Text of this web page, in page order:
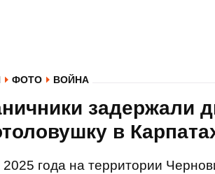
ФОТО ВОЙНА
задержали
в
2025 года на территории